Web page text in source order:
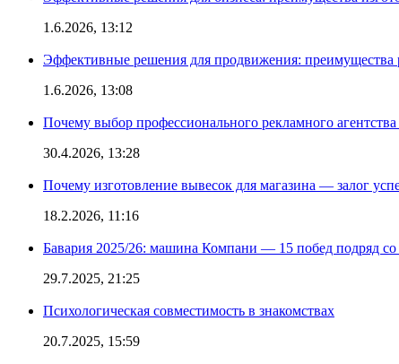
1.6.2026, 13:12
Эффективные решения для продвижения: преимущества
1.6.2026, 13:08
Почему выбор профессионального рекламного
30.4.2026, 13:28
Почему изготовление вывесок для магазина — залог
18.2.2026, 11:16
Бавария 2025/26: машина Компани — 15 побед подряд со
29.7.2025, 21:25
Психологическая совместимость в знакомствах
20.7.2025, 15:59